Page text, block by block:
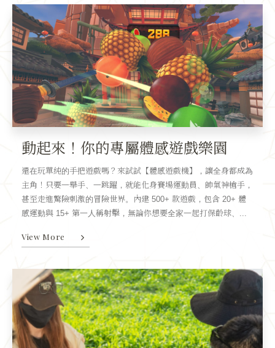
動起來！你的專屬體感遊戲樂園
還在玩單純的手把遊戲嗎？來試試【體感遊戲機】，讓全身都成為
主角！只要一舉手、一跳躍，就能化身賽場運動員、帥氣神槍手，
甚至走進驚險刺激的冒險世界。內建 500+ 款遊戲，包含 20+ 體
感運動與 15+ 第一人稱射擊，無論你想要全家一起打保齡球、...
View More